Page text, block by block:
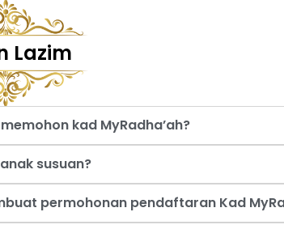
Lazim
kad MyRadha’ah?
susuan?
permohonan pendaftaran Kad